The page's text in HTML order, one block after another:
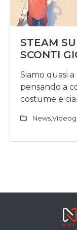
STEAM
SCONTI
Siamo quasi
pensando a
costume e
News